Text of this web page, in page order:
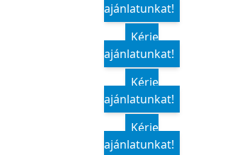
ajánlatunkat!
Kérje
ajánlatunkat!
Kérje
ajánlatunkat!
Kérje
ajánlatunkat!